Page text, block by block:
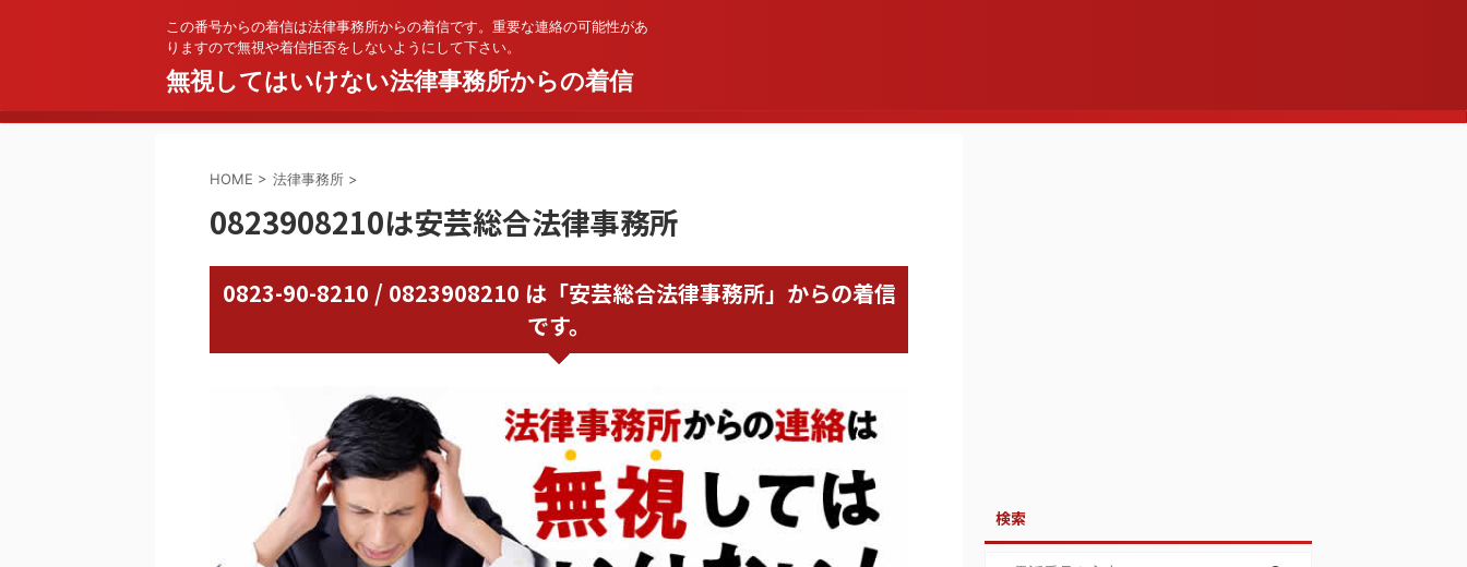
この番号からの着信は法律事務所からの着信です。重要な連絡の可能性があ
りますので無視や着信拒否をしないようにして下さい。
無視してはいけない法律事務所からの着信
HOME > 法律事務所 >
0823908210は安芸総合法律事務所
0823-90-8210 / 0823908210 は「安芸総合法律事務所」からの着信
です。
検索